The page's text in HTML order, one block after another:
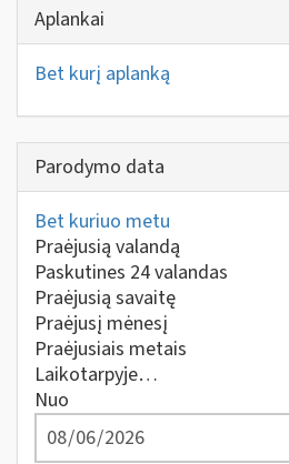
Aplankai
Bet kurį aplanką
Parodymo data
Bet kuriuo metu
Praėjusią valandą
Paskutines 24 valandas
Praėjusią savaitę
Praėjusį mėnesį
Praėjusiais metais
Laikotarpyje…
Nuo